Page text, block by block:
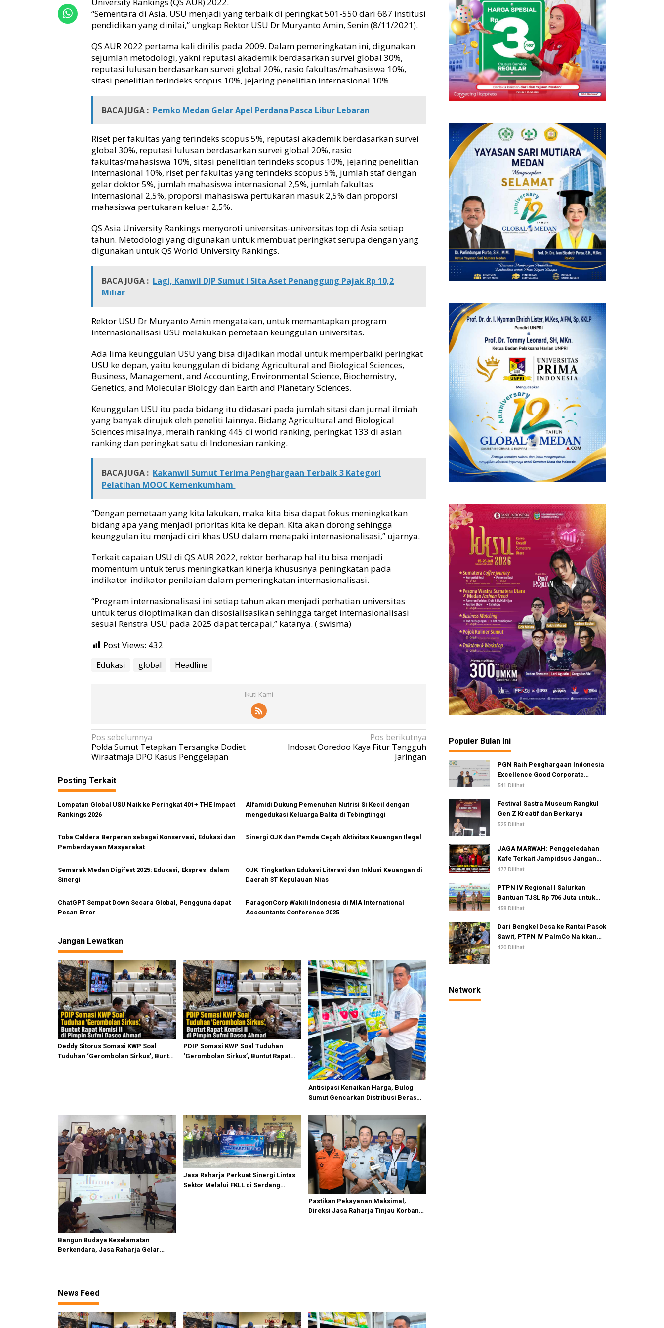
v
e
r
i
t
a
s
T
b
k
d
i
I
n
o
n
s
a
r
s
i
S
A
2
0
2
2
“Sementara di Asia, USU menjadi yang terbaik di peringkat 501-550 dari 687 institusi
pendidikan yang dinilai,” ungkap Rektor USU Dr Muryanto Amin, Senin (8/11/2021).
QS AUR 2022 pertama kali dirilis pada 2009. Dalam pemeringkatan ini, digunakan
sejumlah metodologi, yakni reputasi akademik berdasarkan survei global 30%,
reputasi lulusan berdasarkan survei global 20%, rasio fakultas/mahasiswa 10%,
sitasi penelitian terindeks scopus 10%, jejaring penelitian internasional 10%.
BACA JUGA : Pemko Medan Gelar Apel Perdana Pasca Libur Lebaran
Riset per fakultas yang terindeks scopus 5%, reputasi akademik berdasarkan survei
global 30%, reputasi lulusan berdasarkan survei global 20%, rasio
fakultas/mahasiswa 10%, sitasi penelitian terindeks scopus 10%, jejaring penelitian
internasional 10%, riset per fakultas yang terindeks scopus 5%, jumlah staf dengan
gelar doktor 5%, jumlah mahasiswa internasional 2,5%, jumlah fakultas
internasional 2,5%, proporsi mahasiswa pertukaran masuk 2,5% dan proporsi
mahasiswa pertukaran keluar 2,5%.
QS Asia University Rankings menyoroti universitas-universitas top di Asia setiap
tahun. Metodologi yang digunakan untuk membuat peringkat serupa dengan yang
digunakan untuk QS World University Rankings.
BACA JUGA : Lagi, Kanwil DJP Sumut I Sita Aset Penanggung Pajak Rp 10,2
Miliar
Rektor USU Dr Muryanto Amin mengatakan, untuk memantapkan program
internasionalisasi USU melakukan pemetaan keunggulan universitas.
Ada lima keunggulan USU yang bisa dijadikan modal untuk memperbaiki peringkat
USU ke depan, yaitu keunggulan di bidang Agricultural and Biological Sciences,
Business, Management, and Accounting, Environmental Science, Biochemistry,
Genetics, and Molecular Biology dan Earth and Planetary Sciences.
Keunggulan USU itu pada bidang itu didasari pada jumlah sitasi dan jurnal ilmiah
yang banyak dirujuk oleh peneliti lainnya. Bidang Agricultural and Biological
Sciences misalnya, meraih ranking 445 di world ranking, peringkat 133 di asian
ranking dan peringkat satu di Indonesian ranking.
BACA JUGA : Kakanwil Sumut Terima Penghargaan Terbaik 3 Kategori
Pelatihan MOOC Kemenkumham
“Dengan pemetaan yang kita lakukan, maka kita bisa dapat fokus meningkatkan
bidang apa yang menjadi prioritas kita ke depan. Kita akan dorong sehingga
keunggulan itu menjadi ciri khas USU dalam menapaki internasionalisasi,” ujarnya.
Terkait capaian USU di QS AUR 2022, rektor berharap hal itu bisa menjadi
momentum untuk terus meningkatkan kinerja khususnya peningkatan pada
indikator-indikator penilaian dalam pemeringkatan internasionalisasi.
“Program internasionalisasi ini setiap tahun akan menjadi perhatian universitas
untuk terus dioptimalkan dan disosialisasikan sehingga target internasionalisasi
sesuai Renstra USU pada 2025 dapat tercapai,” katanya. ( swisma)
Post Views: 432
Edukasi global Headline
Ikuti Kami
N
a
i
g
a
i
p
o
Pos sebelumnya
Polda Sumut Tetapkan Tersangka Dodiet
Wiraatmaja DPO Kasus Penggelapan
Pos berikutnya
Indosat Ooredoo Kaya Fitur Tangguh
Jaringan
Posting Terkait
Lompatan Global USU Naik ke Peringkat 401+ THE Impact
Rankings 2026
Alfamidi Dukung Pemenuhan Nutrisi Si Kecil dengan
mengedukasi Keluarga Balita di Tebingtinggi
Toba Caldera Berperan sebagai Konservasi, Edukasi dan
Pemberdayaan Masyarakat
Sinergi OJK dan Pemda Cegah Aktivitas Keuangan Ilegal
Semarak Medan Digifest 2025: Edukasi, Ekspresi dalam
Sinergi
OJK Tingkatkan Edukasi Literasi dan Inklusi Keuangan di
Daerah 3T Kepulauan Nias
ChatGPT Sempat Down Secara Global, Pengguna dapat
Pesan Error
ParagonCorp Wakili Indonesia di MIA International
Accountants Conference 2025
Jangan Lewatkan
Deddy Sitorus Somasi KWP Soal
Tuduhan ‘Gerombolan Sirkus’, Buntut
PDIP Somasi KWP Soal Tuduhan
‘Gerombolan Sirkus’, Buntut Rapat
Antisipasi Kenaikan Harga, Bulog
Sumut Gencarkan Distribusi Beras
Bangun Budaya Keselamatan
Berkendara, Jasa Raharja Gelar
Jasa Raharja Perkuat Sinergi Lintas
Sektor Melalui FKLL di Serdang
Pastikan Pekayanan Maksimal,
Direksi Jasa Raharja Tinjau Korban
News Feed
Populer Bulan Ini
PGN Raih Penghargaan Indonesia
Excellence Good Corporate
Governance Awards 2026
541 Dilihat
Festival Sastra Museum Rangkul
Gen Z Kreatif dan Berkarya
525 Dilihat
JAGA MARWAH: Penggeledahan
Kafe Terkait Jampidsus Jangan
Dijadikan Alat Pelemahan
477 Dilihat
PTPN IV Regional I Salurkan
Bantuan TJSL Rp 706 Juta untuk
Pembangunan Sosial
458 Dilihat
Dari Bengkel Desa ke Rantai Pasok
Sawit, PTPN IV PalmCo Naikkan
Kelas IKM Pandai Besi
420 Dilihat
Network